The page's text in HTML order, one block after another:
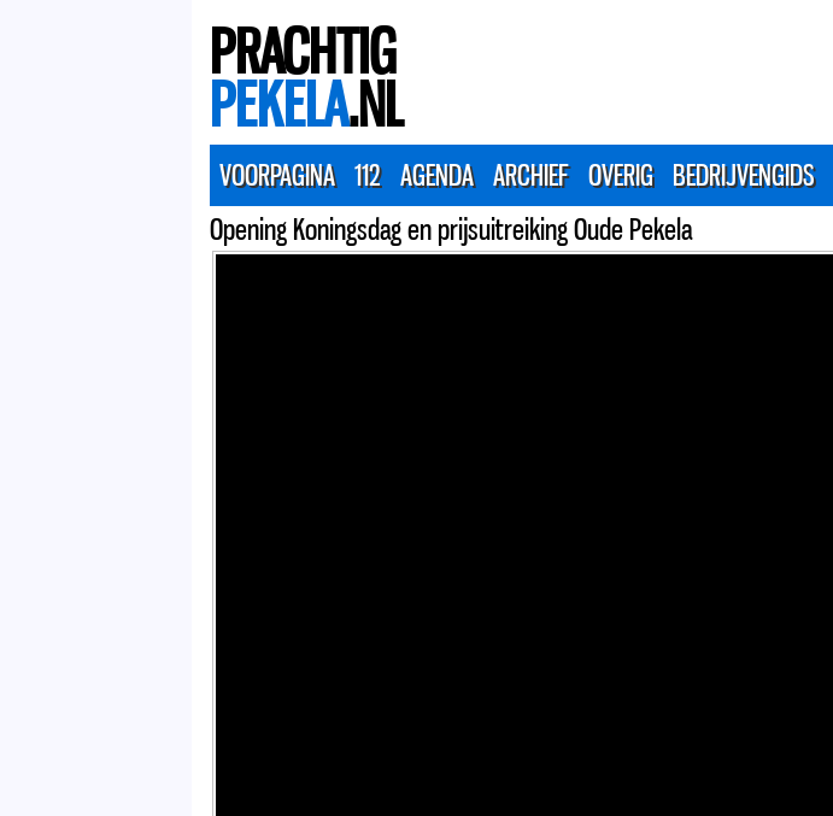
PRACHTIG
PEKELA.NL
VOORPAGINA 112 AGENDA ARCHIEF OVERIG BEDRIJVENGIDS
Opening Koningsdag en prijsuitreiking Oude Pekela